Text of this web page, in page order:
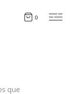
0
que